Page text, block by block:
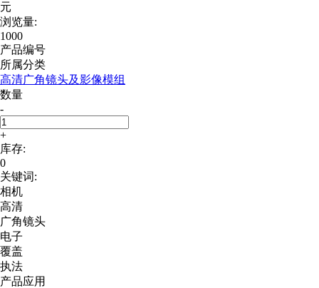
元
浏览量:
1000
产品编号
所属分类
高清广角镜头及影像模组
数量
-
+
库存:
0
关键词:
相机
高清
广角镜头
电子
覆盖
执法
产品应用